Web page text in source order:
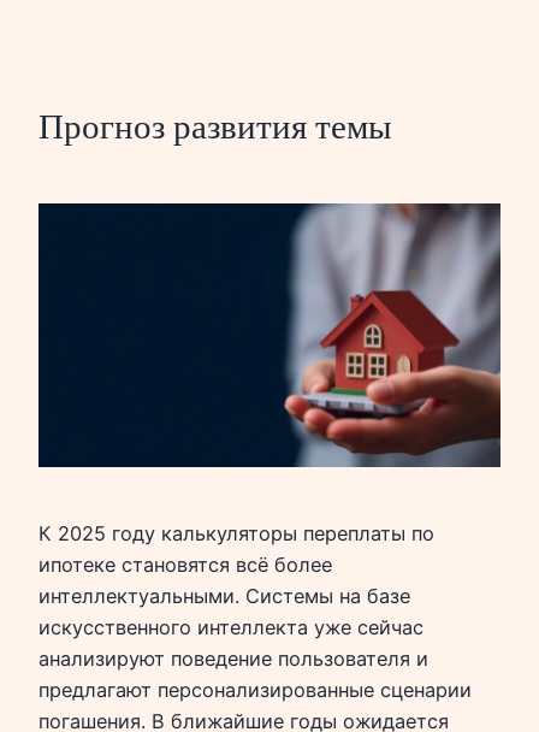
Прогноз развития темы
К 2025 году калькуляторы переплаты по
ипотеке становятся всё более
интеллектуальными. Системы на базе
искусственного интеллекта уже сейчас
анализируют поведение пользователя и
предлагают персонализированные сценарии
погашения. В ближайшие годы ожидается